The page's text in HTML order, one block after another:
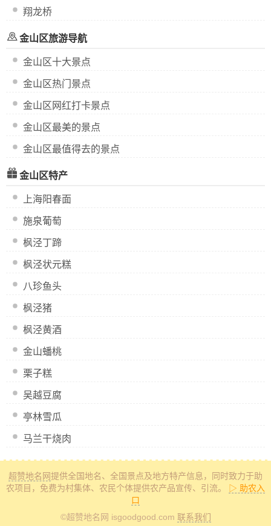
翔龙桥
金山区旅游导航
金山区十大景点
金山区热门景点
金山区网红打卡景点
金山区最美的景点
金山区最值得去的景点
金山区特产
上海阳春面
施泉葡萄
枫泾丁蹄
枫泾状元糕
八珍鱼头
枫泾猪
枫泾黄酒
金山蟠桃
栗子糕
吴越豆腐
亭林雪瓜
马兰干烧肉
超赞地名网提供全国地名、全国景点及地方特产信息 ，同时致力于助
农项目，免费为村集体、农民个体提供农产品宣传、引流。 ▷ 助农入
口
©超赞地名网 isgoodgood.com 联系我们